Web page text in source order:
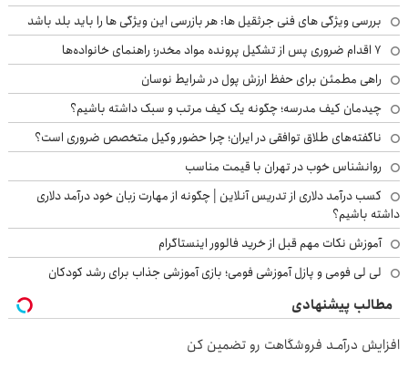
بررسی ویژگی های فنی جرثقیل ها: هر بازرسی این ویژگی ها را باید بلد باشد
۷ اقدام ضروری پس از تشکیل پرونده مواد مخدر؛ راهنمای خانواده‌ها
راهی مطمئن برای حفظ ارزش پول در شرایط نوسان
چیدمان کیف مدرسه؛ چگونه یک کیف مرتب و سبک داشته باشیم؟
ناگفته‌های طلاق توافقی در ایران؛ چرا حضور وکیل متخصص ضروری است؟
روانشناس خوب در تهران با قیمت مناسب
کسب درآمد دلاری از تدریس آنلاین | چگونه از مهارت زبان خود درآمد دلاری
داشته باشیم؟
آموزش نکات مهم قبل از خرید فالوور اینستاگرام
لی لی فومی و پازل آموزشی فومی؛ بازی آموزشی جذاب برای رشد کودکان
مطالب پیشنهادی
افزایش درآمـد فروشگاهت رو تضمین کن